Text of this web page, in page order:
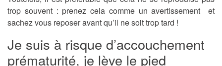
trop souvent : prenez cela comme un avertissement et
sachez vous reposer avant qu’il ne soit trop tard !
Je suis à risque d’accouchement
prématurité, je lève le pied